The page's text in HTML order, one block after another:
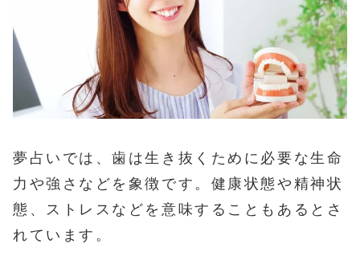
夢占いでは、歯は生き抜くために必要な生命
力や強さなどを象徴です。健康状態や精神状
態、ストレスなどを意味することもあるとさ
れています。